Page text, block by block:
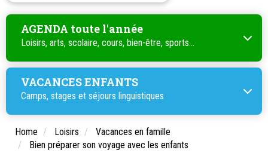
AGENDA toute l'année
Loisirs, arts, scolaire, cours, bien-être, sports...
VACANCES ENFANTS
Camps, stages et séjours linguistiques
Home Loisirs
Vacances en famille
Bien préparer son voyage avec les enfants